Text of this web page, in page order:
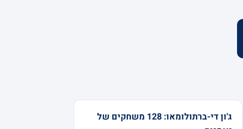
ג'ון די-ברתולומאו: 128 משחקים של